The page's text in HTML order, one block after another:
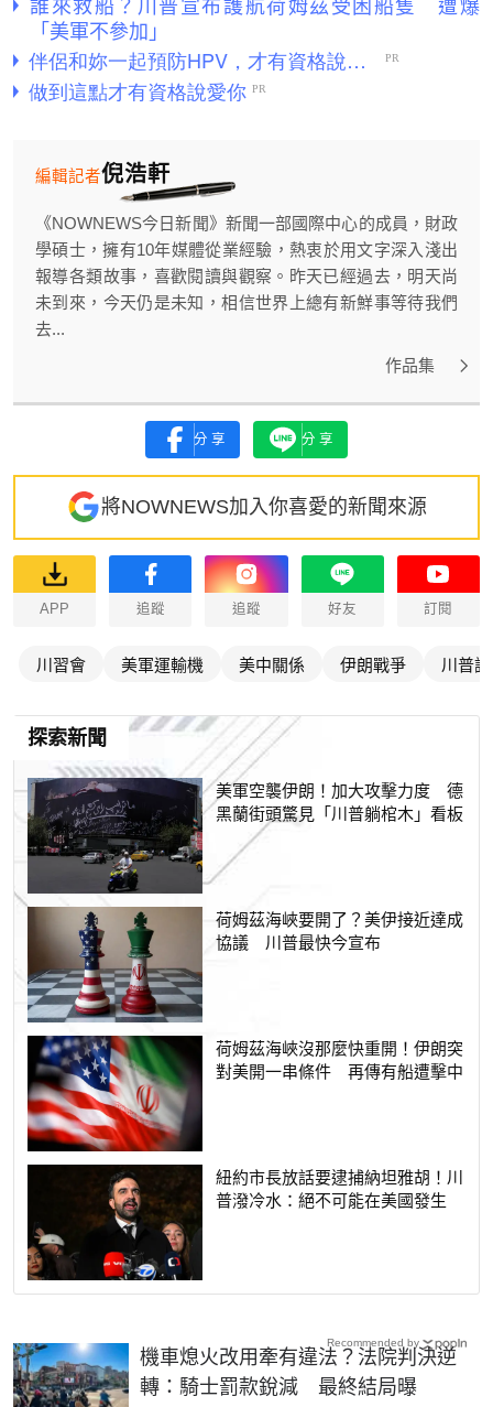
「美軍不參加」
倪浩軒
編輯記者
《NOWNEWS今日新聞》新聞一部國際中心的成員，財政
學碩士，擁有10年媒體從業經驗，熱衷於用文字深入淺出
報導各類故事，喜歡閱讀與觀察。昨天已經過去，明天尚
未到來，今天仍是未知，相信世界上總有新鮮事等待我們
去...
作品集
分享 分享
將NOWNEWS加入你喜愛的新聞來源
APP 追蹤 追蹤 好友 訂閱
川習會 美軍運輸機 美中關係 伊朗戰爭 川普
探索新聞
美軍空襲伊朗！加大攻擊力度 德
黑蘭街頭驚見「川普躺棺木」看板
荷姆茲海峽要開了？美伊接近達成
協議 川普最快今宣布
荷姆茲海峽沒那麼快重開！伊朗突
對美開一串條件 再傳有船遭擊中
紐約市長放話要逮捕納坦雅胡！川
普潑冷水：絕不可能在美國發生
機車熄火改用牽有違法？法院判決逆
轉：騎士罰款銳減 最終結局曝
Recommended by